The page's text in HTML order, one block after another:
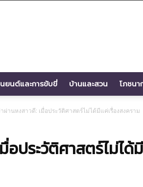
ยนต์และการขับขี่ บ้านและสวน โภชนา
ผ่านหงสาวดี: เมื่อประวัติศาสตร์ไม่ได้มีแค่เรื่องสงคราม
ประวัติศาสตร์ไม่ได้มี